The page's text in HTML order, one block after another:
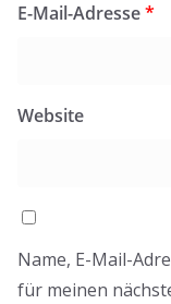
E-Mail-Adresse*
Website
Name, E-Mail-
für meinen